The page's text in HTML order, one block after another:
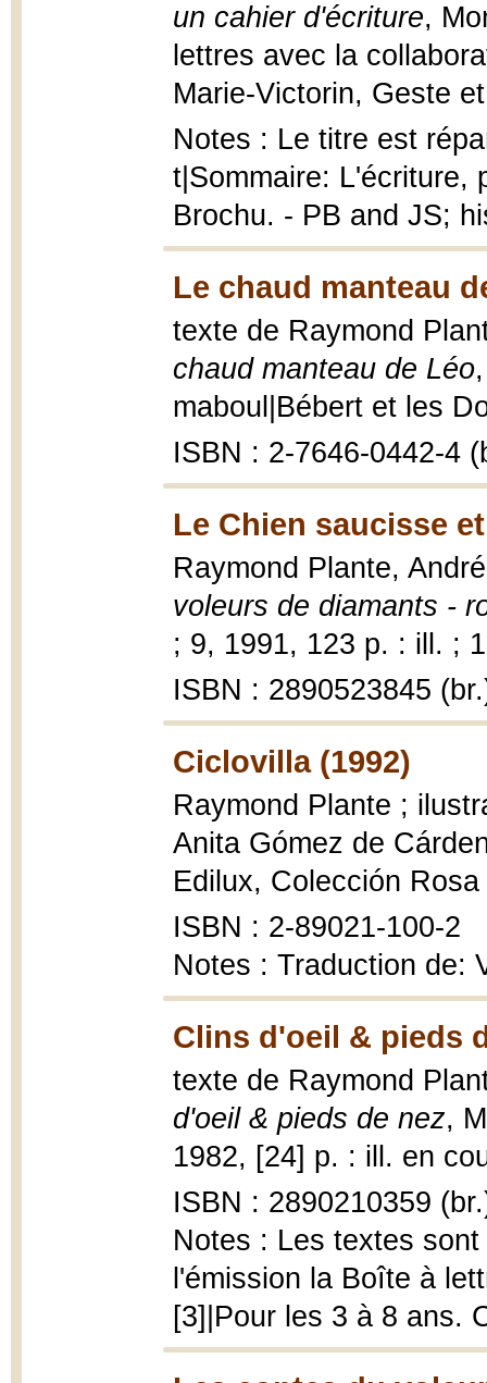
un cahier d'écriture,
lettres avec la
Marie-Victorin, Geste
Notes : Le titre est
t|Sommaire: L'écriture,
Brochu. - PB and JS;
Le chaud manteau
texte de Raymond
chaud manteau de Léo
maboul|Bébert et les
ISBN : 2-7646-0442-4
Le Chien saucisse
Raymond Plante,
voleurs de diamants -
; 9, 1991, 123 p. : ill. ;
ISBN : 2890523845
Ciclovilla (1992)
Raymond Plante ;
Anita Gómez de
Edilux, Colección
ISBN : 2-89021-100-2
Notes : Traduction de:
Clins d'oeil & pieds
texte de Raymond
d'oeil & pieds de nez,
1982, [24] p. : ill. en
ISBN : 2890210359
Notes : Les textes
l'émission la Boîte à
[3]|Pour les 3 à 8 ans.